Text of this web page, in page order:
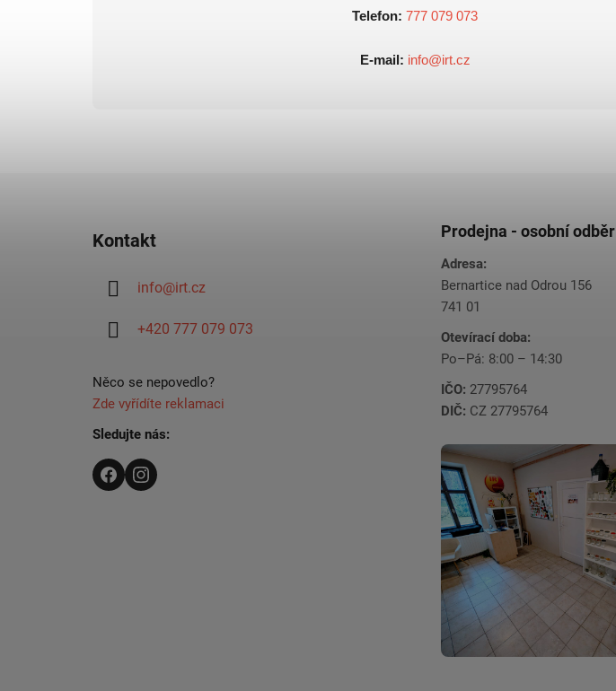
Telefon: 777 079 073
E-mail: info@irt.cz
Kontakt
info@irt.cz
+420 777 079 073
Něco se nepovedlo?
Zde vyřídíte reklamaci
Sledujte nás:
Prodejna - osobní odběr
Adresa:
Bernartice nad Odrou 156
741 01
Otevírací doba:
Po–Pá: 8:00 – 14:30
IČO: 27795764
DIČ: CZ 27795764